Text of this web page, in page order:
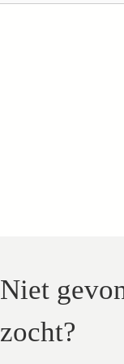
Niet
zocht?